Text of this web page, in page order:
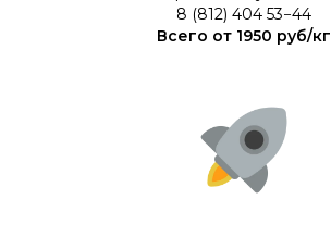
8 (812) 404 53−44
Всего от 1950 руб/кг